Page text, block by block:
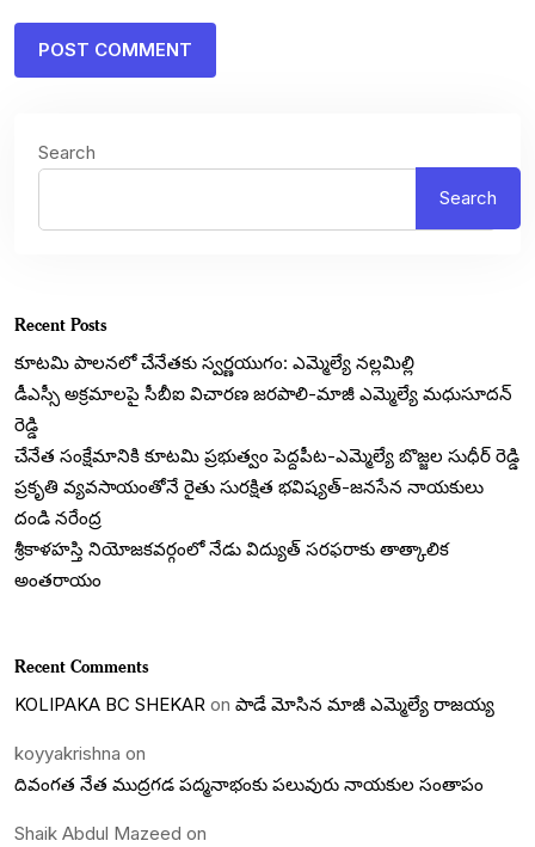
Search
Search
Recent Posts
కూటమి పాలనలో చేనేతకు స్వర్ణయుగం: ఎమ్మెల్యే నల్లమిల్లి
డీఎస్సీ అక్రమాలపై సీబీఐ విచారణ జరపాలి-మాజీ ఎమ్మెల్యే మధుసూదన్
రెడ్డి
చేనేత సంక్షేమానికి కూటమి ప్రభుత్వం పెద్దపీట-ఎమ్మెల్యే బొజ్జల సుధీర్ రెడ్డి
ప్రకృతి వ్యవసాయంతోనే రైతు సురక్షిత భవిష్యత్-జనసేన నాయకులు
దండి నరేంద్ర
శ్రీకాళహస్తి నియోజకవర్గంలో నేడు విద్యుత్ సరఫరాకు తాత్కాలిక
అంతరాయం
Recent Comments
KOLIPAKA BC SHEKAR on పాడే మోసిన మాజీ ఎమ్మెల్యే రాజయ్య
koyyakrishna on
దివంగత నేత ముద్రగడ పద్మనాభంకు పలువురు నాయకుల సంతాపం
Shaik Abdul Mazeed on